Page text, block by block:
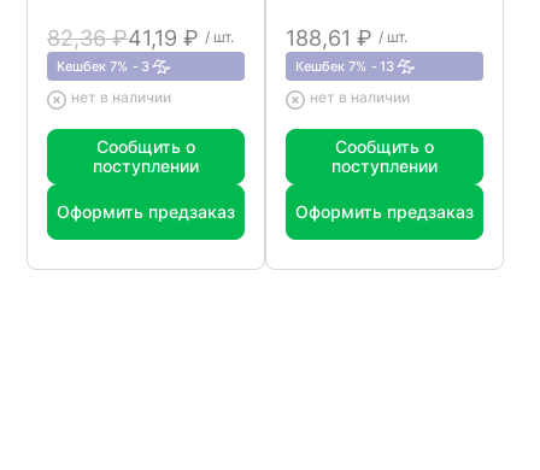
82,36 ₽41,19 ₽ / шт.
Кешбек 7% 3
нет в наличии
Сообщить о
поступлении
Оформить предзаказ
188,61 ₽ / шт.
Кешбек 7% 13
нет в наличии
Сообщить о
поступлении
Оформить предзаказ